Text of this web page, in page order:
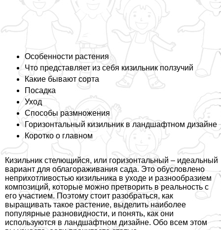
Особенности растения
Что представляет из себя кизильник ползучий
Какие бывают сорта
Посадка
Уход
Способы размножения
Горизонтальный кизильник в ландшафтном дизайне
Коротко о главном
Кизильник стелющийся, или горизонтальный – идеальный
вариант для облагораживания сада. Это обусловлено
неприхотливостью кизильника в уходе и разнообразием
композиций, которые можно претворить в реальность с
его участием. Поэтому стоит разобраться, как
выращивать такое растение, выделить наиболее
популярные разновидности, и понять, как они
используются в ландшафтном дизайне. Обо всем этом